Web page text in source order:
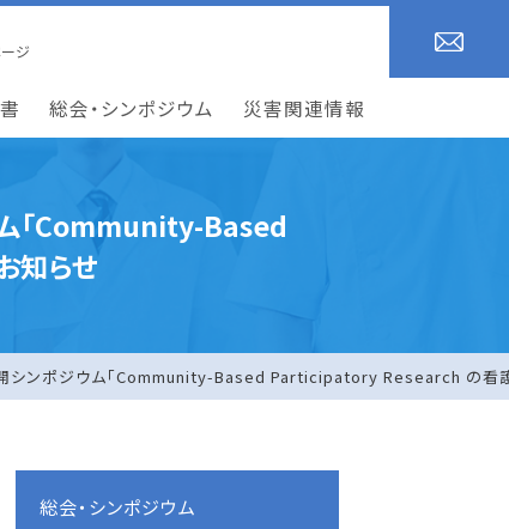
総会・シンポジウム 災害関連情報
ジ
「Community-Based
知らせ
シンポジウム「Community-Based Participatory Research の看
総会・シンポジウム